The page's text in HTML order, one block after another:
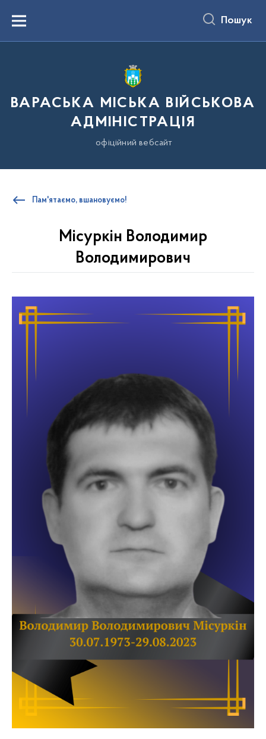
вмістуMenu Пошук
ВАРАСЬКА МІСЬКА ВІЙСЬКОВА
АДМІНІСТРАЦІЯ
офіційний вебсайт
Пам'ятаємо, вшановуємо!
Місуркін Володимир
Володимирович